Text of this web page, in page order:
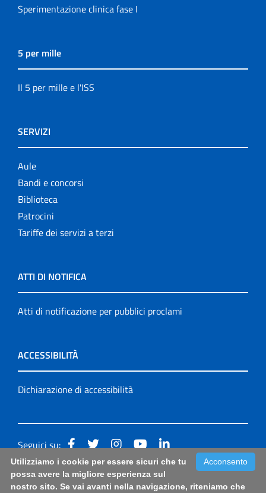
Sperimentazione clinica fase I
5 per mille
Il 5 per mille e l'ISS
SERVIZI
Aule
Bandi e concorsi
Biblioteca
Patrocini
Tariffe dei servizi a terzi
ATTI DI NOTIFICA
Atti di notificazione per pubblici proclami
ACCESSIBILITÀ
Dichiarazione di accessibilità
Seguici su:
Accessibilità: form di segnalazione di prima istanza per
questa pagina|Note Legali | Sitemap
Acconsento
Utilizziamo i cookie per essere sicuri che tu
possa avere la migliore esperienza sul
nostro sito. Se vai avanti nella navigazione, riteniamo che